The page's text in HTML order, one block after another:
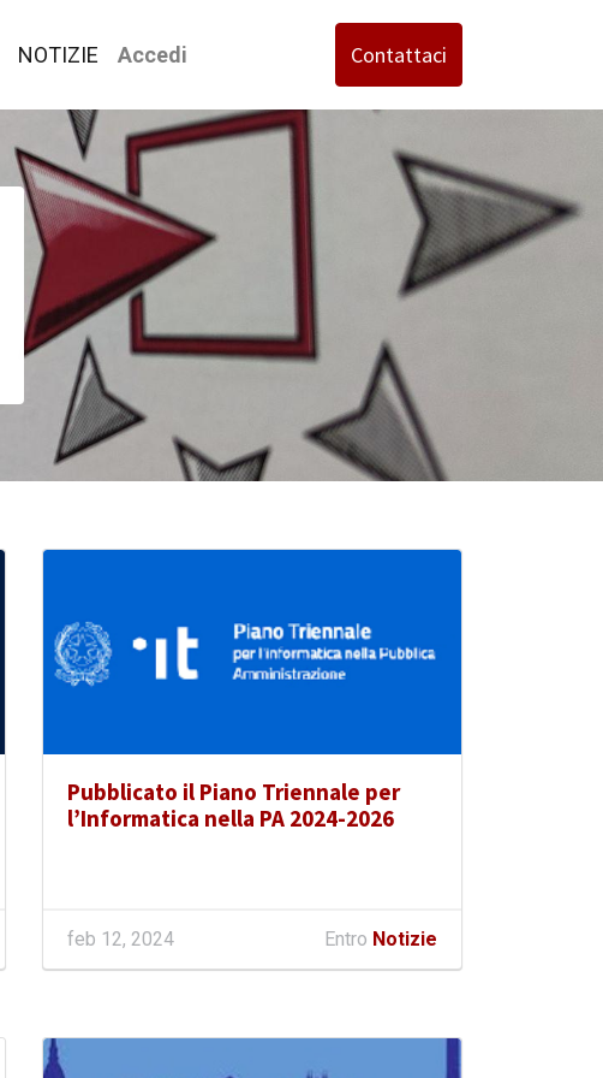
NOTIZIE Accedi Contattaci
Pubblicato il Piano Triennale per
l’Informatica nella PA 2024-2026
feb 12, 2024 Entro Notizie